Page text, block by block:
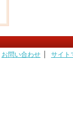
お問い合わせ サイト